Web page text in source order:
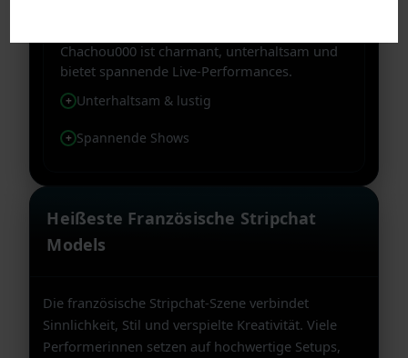
Chachou000 ist charmant, unterhaltsam und
bietet spannende Live-Performances.
Unterhaltsam & lustig
Spannende Shows
Heißeste Französische Stripchat
Models
Die französische Stripchat-Szene verbindet
Sinnlichkeit, Stil und verspielte Kreativität. Viele
Performerinnen setzen auf hochwertige Setups,